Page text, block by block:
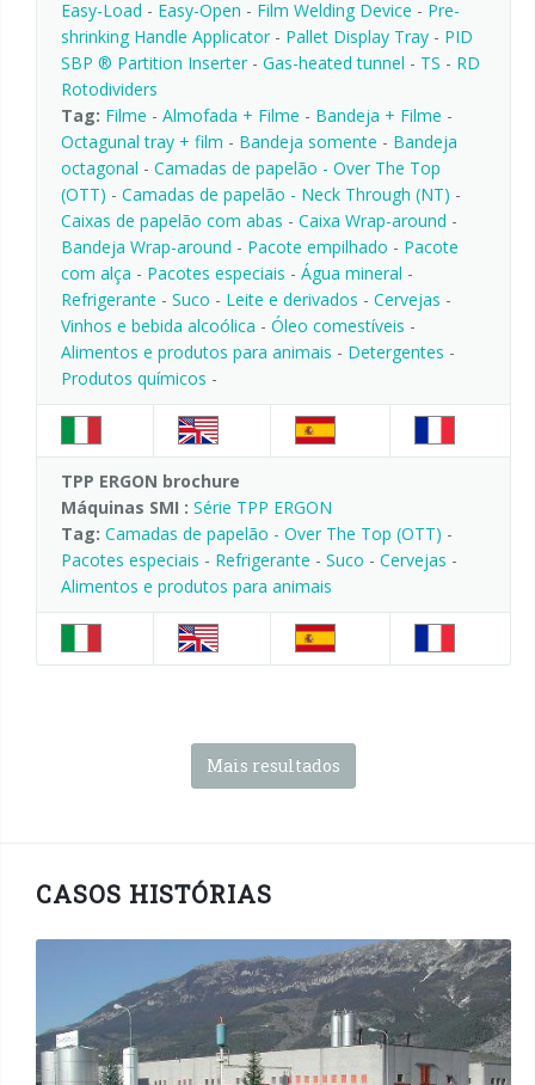
Easy-Load - Easy-Open - Film Welding Device - Pre-
shrinking Handle Applicator- Pallet Display Tray - PID
SBP ® Partition Inserter- Gas-heated tunnel - TS - RD
Rotodividers
Tag: Filme - Almofada + Filme - Bandeja + Filme -
Octagunal tray + film - Bandeja somente - Bandeja
octagonal - Camadas de papelão - Over The Top
(OTT) - Camadas de papelão - Neck Through (NT) -
Caixas de papelão com abas - Caixa Wrap-around -
Bandeja Wrap-around - Pacote empilhado - Pacote
com alça - Pacotes especiais - Água mineral -
Refrigerante - Suco - Leite e derivados - Cervejas -
Vinhos e bebida alcoólica - Óleo comestíveis -
Alimentos e produtos para animais - Detergentes -
Produtos químicos -
TPP ERGON brochure
Máquinas SMI : Série TPP ERGON
Tag: Camadas de papelão - Over The Top (OTT) -
Pacotes especiais - Refrigerante - Suco - Cervejas -
Alimentos e produtos para animais
Mais resultados
CASOS HISTÓRIAS